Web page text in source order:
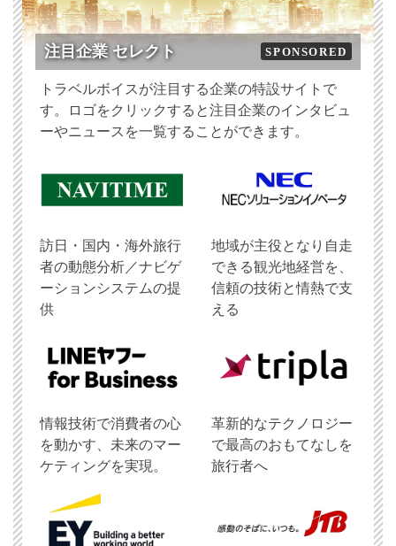
注目企業 セレクト SPONSORED
トラベルボイスが注目する企業の特設サイトで
す。ロゴをクリックすると注目企業のインタビュ
ーやニュースを一覧することができます。
訪日・国内・海外旅行
者の動態分析／ナビゲ
ーションシステムの提
供
地域が主役となり自走
できる観光地経営を、
信頼の技術と情熱で支
える
情報技術で消費者の心
を動かす、未来のマー
ケティングを実現。
革新的なテクノロジー
で最高のおもてなしを
旅行者へ